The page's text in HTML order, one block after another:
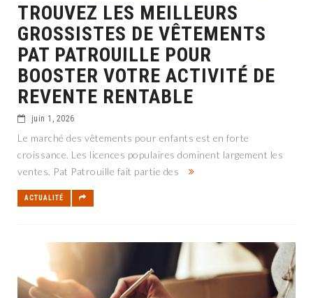
TROUVEZ LES MEILLEURS
GROSSISTES DE VÊTEMENTS
PAT PATROUILLE POUR
BOOSTER VOTRE ACTIVITÉ DE
REVENTE RENTABLE
juin 1, 2026
Le marché des vêtements pour enfants est en forte
croissance. Les licences populaires dominent largement les
ventes. Pat Patrouille fait partie des
ACTUALITÉ